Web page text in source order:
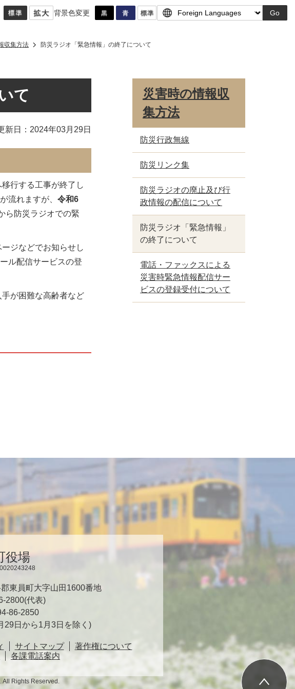
背景色変更 Go
収集方法 防災ラジオ「緊急情報」の終了について
て
新日：2024年03月29日
行する工事が終了し
流れますが、 令和6
ら防災ラジオでの緊
ジなどでお知らせし
ル配信サービスの登
が困難な高齢者など
災害時の情報収
集方法
防災行政無線
防災リンク集
防災ラジオの廃止及び行
政情報の配信について
防災ラジオ「緊急情報」
の終了について
電話・ファックスによる
災害時緊急情報配信サー
ビスの登録受付について
役場
東員町大字山田1600番地
2800(代表)
86-2850
29日から1月3日を除く)
サイトマップ
著作権について
各課電話案内
Rights Reserved.